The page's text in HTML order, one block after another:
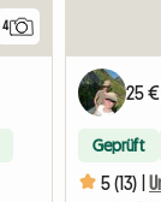
4
25 €
Geprüft
5 (13) |